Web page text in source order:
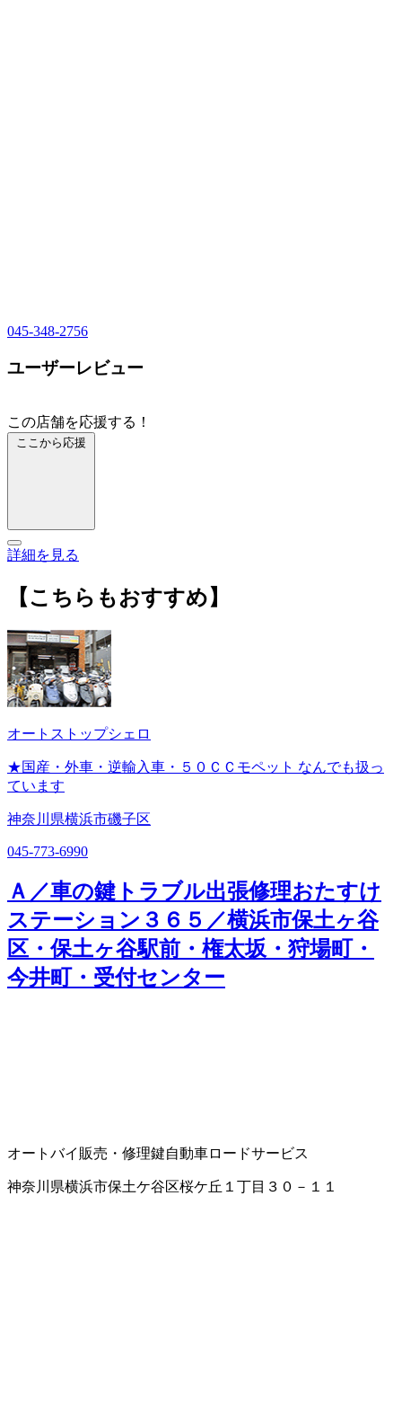
045-348-2756
ユーザーレビュー
この店舗を応援する！
ここから応援
詳細を見る
【こちらもおすすめ】
オートストップシェロ
★国産・外車・逆輸入車・５０ＣＣモペット なんでも扱っ
ています
神奈川県横浜市磯子区
045-773-6990
Ａ／車の鍵トラブル出張修理おたすけ
ステーション３６５／横浜市保土ヶ谷
区・保土ヶ谷駅前・権太坂・狩場町・
今井町・受付センター
オートバイ販売・修理鍵自動車ロードサービス
神奈川県横浜市保土ケ谷区桜ケ丘１丁目３０－１１